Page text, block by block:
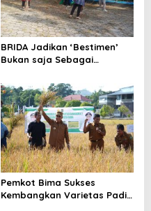
BRIDA Jadikan ‘Bestimen’
Bukan saja Sebagai
Sebuah Kebutuhan
Pemkot Bima Sukses
Kembangkan Varietas Padi